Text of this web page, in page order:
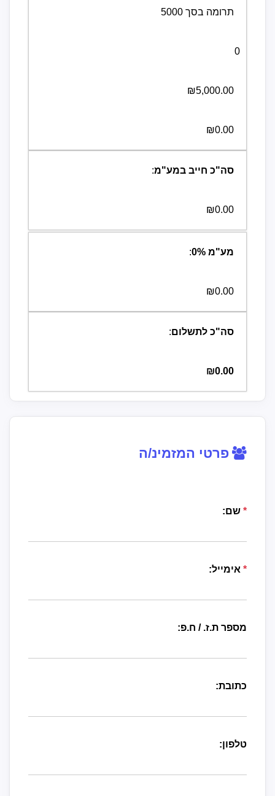
תרומה בסך 5000
0
₪5,000.00
₪0.00
סה"כ חייב במע"מ:
₪0.00
מע"מ 0%
:
₪0.00
סה"כ לתשלום:
₪0.00
פרטי המזמינ/ה
* שם:
* אימייל:
מספר ת.ז. / ח.פ:
כתובת:
טלפון: